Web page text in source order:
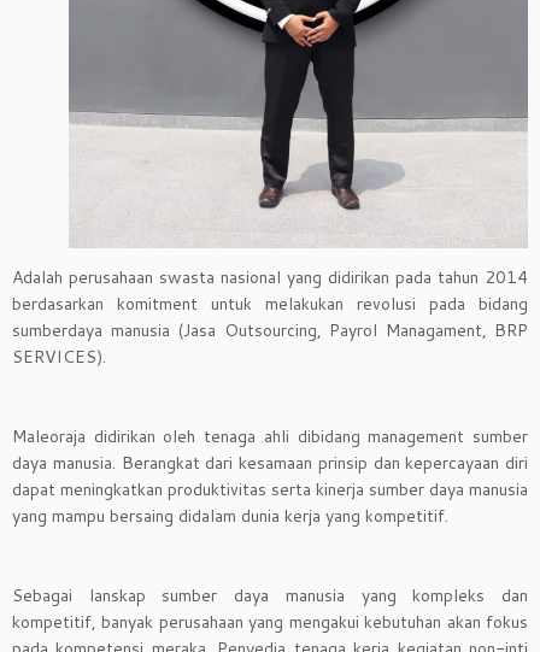
Adalah perusahaan swasta nasional yang didirikan pada tahun 2014
berdasarkan komitment untuk melakukan revolusi pada bidang
sumberdaya manusia (Jasa Outsourcing, Payrol Managament, BRP
SERVICES).
Maleoraja didirikan oleh tenaga ahli dibidang management sumber
daya manusia. Berangkat dari kesamaan prinsip dan kepercayaan diri
dapat meningkatkan produktivitas serta kinerja sumber daya manusia
yang mampu bersaing didalam dunia kerja yang kompetitif.
Sebagai lanskap sumber daya manusia yang kompleks dan
kompetitif, banyak perusahaan yang mengakui kebutuhan akan fokus